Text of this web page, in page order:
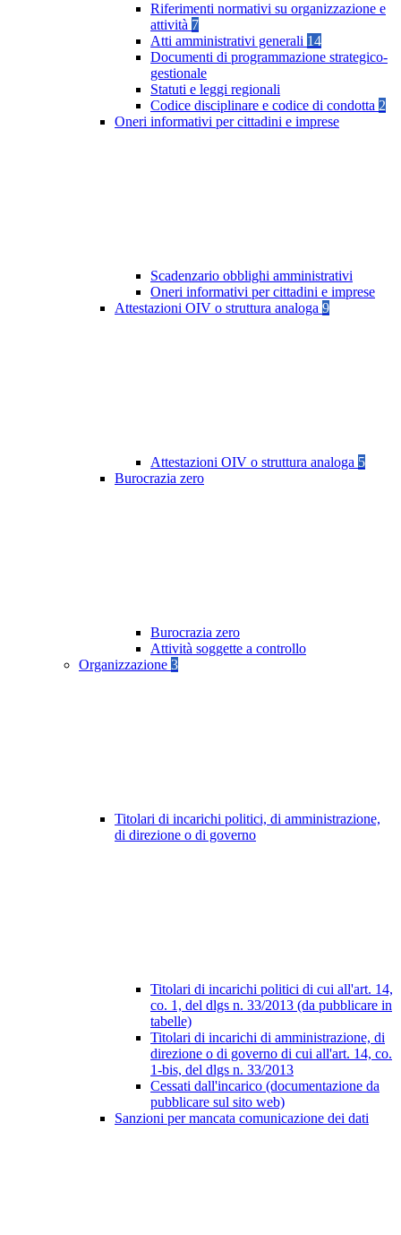
Riferimenti normativi su organizzazione e
attività 7
Atti amministrativi generali 14
Documenti di programmazione strategico-
gestionale
Statuti e leggi regionali
Codice disciplinare e codice di condotta 2
Oneri informativi per cittadini e imprese
Scadenzario obblighi amministrativi
Oneri informativi per cittadini e imprese
Attestazioni OIV o struttura analoga 9
Attestazioni OIV o struttura analoga 5
Burocrazia zero
Burocrazia zero
Attività soggette a controllo
Organizzazione 3
Titolari di incarichi politici, di amministrazione,
di direzione o di governo
Titolari di incarichi politici di cui all'art. 14,
co. 1, del dlgs n. 33/2013 (da pubblicare in
tabelle)
Titolari di incarichi di amministrazione, di
direzione o di governo di cui all'art. 14, co.
1-bis, del dlgs n. 33/2013
Cessati dall'incarico (documentazione da
pubblicare sul sito web)
Sanzioni per mancata comunicazione dei dati